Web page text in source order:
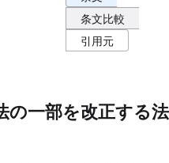
条文比較
引用元
の一部を改正する